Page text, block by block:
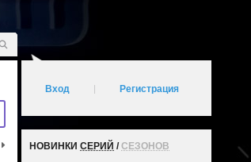
Вход Регистрация
НОВИНКИ СЕРИЙ /СЕЗОНОВ